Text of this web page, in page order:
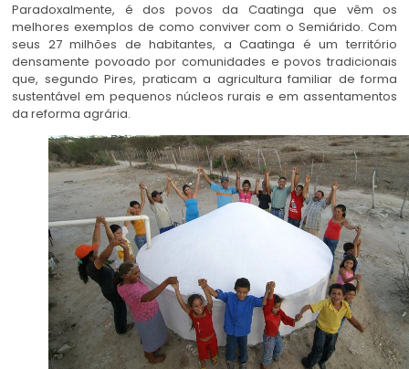
Paradoxalmente, é dos povos da Caatinga que vêm os
melhores exemplos de como conviver com o Semiárido. Com
seus 27 milhões de habitantes, a Caatinga é um território
densamente povoado por comunidades e povos tradicionais
que, segundo Pires, praticam a agricultura familiar de forma
sustentável em pequenos núcleos rurais e em assentamentos
da reforma agrária.